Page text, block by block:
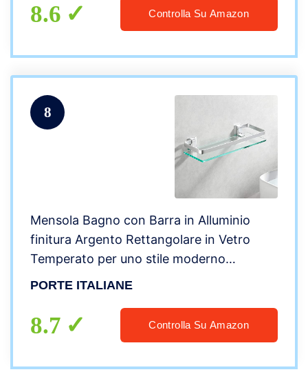
8.6 Controlla Su Amazon
8
Mensola Bagno con Barra in Alluminio
finitura Argento Rettangolare in Vetro
Temperato per uno stile moderno
S500430
PORTE ITALIANE
8.7 Controlla Su Amazon